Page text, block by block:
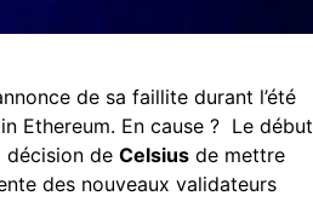
de sa faillite durant l’été
Ethereum. En cause ? Le début
décision de Celsius de mettre
des nouveaux validateurs